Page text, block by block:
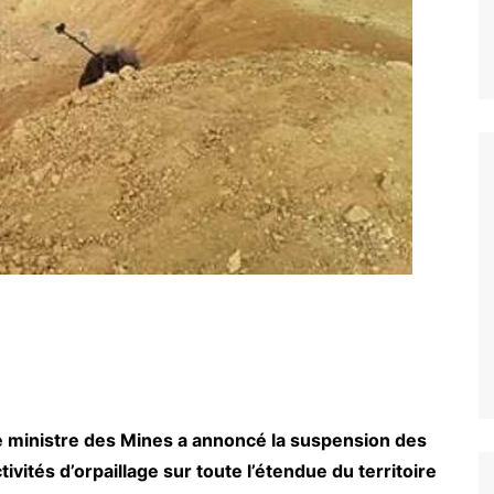
ministre des Mines a annoncé la suspension des
d’orpaillage sur toute l’étendue du territoire